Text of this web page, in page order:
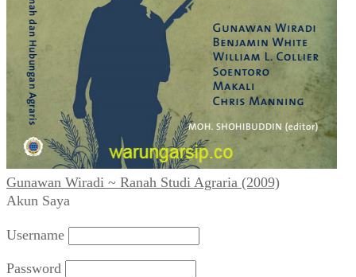
Gunawan Wiradi ~ Ranah Studi Agraria (2009)
Akun Saya
Username
Password